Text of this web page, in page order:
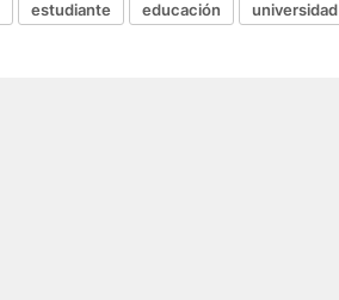
estudiante educación universidad